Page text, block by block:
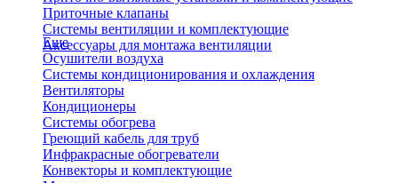
Приточные клапаны
Системы вентиляции и комплектующие
Аксессуары для монтажа вентиляции
Еще
Осушители воздуха
Системы кондиционирования и охлаждения
Вентиляторы
Кондиционеры
Системы обогрева
Греющий кабель для труб
Инфракрасные обогреватели
Конвекторы и комплектующие